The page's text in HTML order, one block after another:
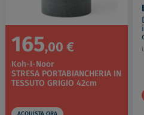
165,00 €
Koh-I-Noor
STRESA PORTABIANCHERIA IN
TESSUTO GRIGIO 42cm